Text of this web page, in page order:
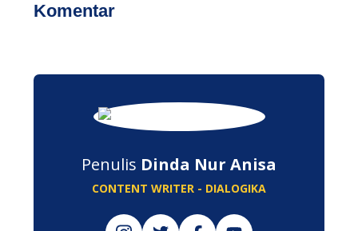
Komentar
Penulis Dinda Nur Anisa
CONTENT WRITER - DIALOGIKA